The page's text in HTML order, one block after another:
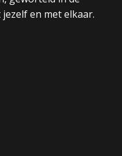
en met elkaar.